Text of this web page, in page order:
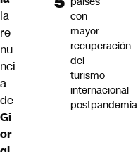
la
re
nu
nci
a
de
Gi
or
con
mayor
recuperación
del
turismo
internacional
postpandemia